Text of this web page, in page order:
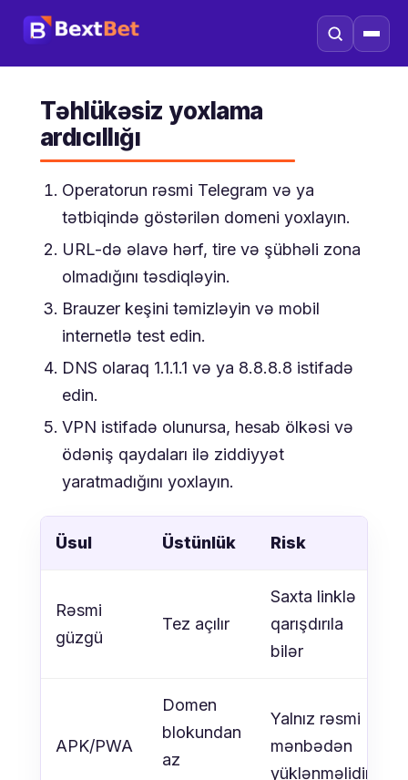
Təhlükəsiz yoxlama
ardıcıllığı
Operatorun rəsmi Telegram və ya
tətbiqində göstərilən domeni yoxlayın.
URL-də əlavə hərf, tire və şübhəli zona
olmadığını təsdiqləyin.
Brauzer keşini təmizləyin və mobil
internetlə test edin.
DNS olaraq 1.1.1.1 və ya 8.8.8.8 istifadə
edin.
VPN istifadə olunursa, hesab ölkəsi və
ödəniş qaydaları ilə ziddiyyət
yaratmadığını yoxlayın.
Üsul Üstünlük Risk
Rəsmi
güzgü
Tez açılır
Saxta linklə
qarışdırıla
bilər
APK/PWA
Domen
blokundan
az
Yalnız rəsmi
mənbədən
yüklənməlidir